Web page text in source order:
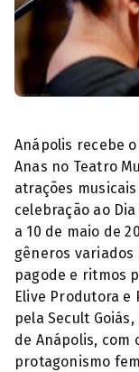
Quarta Cultural é
Anápolis recebe
Anas no Teatro
atrações
celebração ao
a 10 de maio de
gêneros variados
pagode e ritmos
Elive Produtora
pela Secult
de Anápolis, com
protagonismo